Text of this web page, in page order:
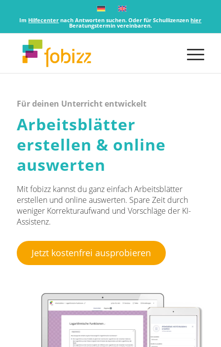
Im Hilfecenter nach Antworten suchen. Oder für Schullizenzenhier
Beratungstermin vereinbaren.
Für deinen Unterricht entwickelt
Arbeitsblätter
erstellen & online
auswerten
Mit fobizz kannst du ganz einfach Arbeitsblätter
erstellen und online auswerten. Spare Zeit durch
weniger Korrekturaufwand und Vorschläge der KI-
Assistenz.
Jetzt kostenfrei ausprobieren